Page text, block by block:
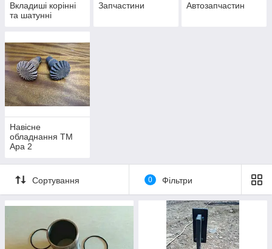
Вкладиші корінні
та шатунні
Запчастини Автозапчастин
Навісне
обладнання ТМ
Ара 2
Сортування 0 Фільтри